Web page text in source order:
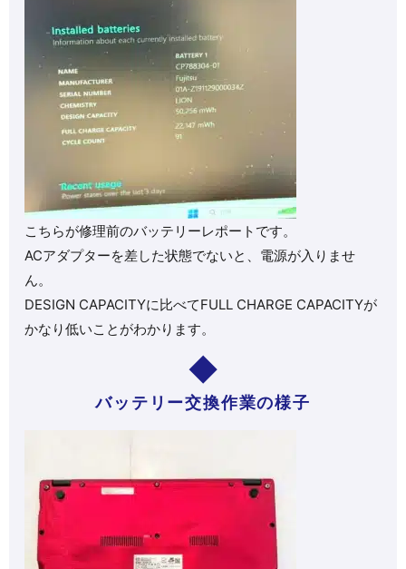
こちらが修理前のバッテリーレポートです。
ACアダプターを差した状態でないと、電源が入りませ
ん。
DESIGN CAPACITYに比べてFULL CHARGE CAPACITYが
かなり低いことがわかります。
バッテリー交換作業の様子